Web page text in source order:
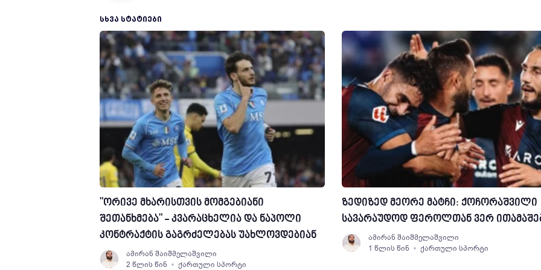
ᲡᲮᲕᲐ ᲡᲢᲐᲢᲘᲔᲑᲘ
"ორივე მხარისთვის მომგებიანი
შეთანხმება" - კვარაცხელია და ნაპოლი
კონტრაქტის გაგრძელებას უახლოვდებიან
ამირან შაიშმელაშვილი
2 წლის წინ
ქართული სპორტი
ზედიზედ მეორე მატჩი: ქოჩორაშვილი
სავარაუდოდ ფეროლთან ვერ
ამირან შაიშმელაშვილი
1 წლის წინ
ქართული სპორტი